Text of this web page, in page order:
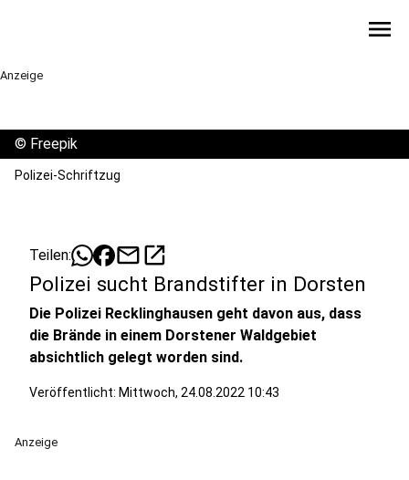
menu
Anzeige
© Freepik
Polizei-Schriftzug
Teilen: mailopen_in_new
Polizei sucht Brandstifter in Dorsten
Die Polizei Recklinghausen geht davon aus, dass
die Brände in einem Dorstener Waldgebiet
absichtlich gelegt worden sind.
Veröffentlicht: Mittwoch, 24.08.2022 10:43
Anzeige